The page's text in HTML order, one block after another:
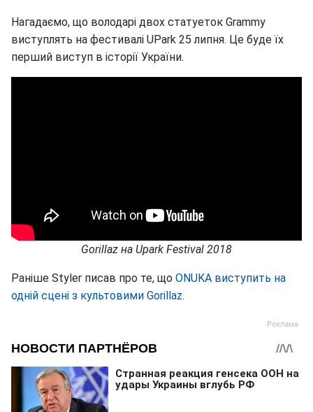
Нагадаємо, що володарі двох статуеток Grammy
виступлять на фестивалі UPark 25 липня. Це буде їх
перший виступ в історії України.
Gorillaz на Upark Festival 2018
Раніше Styler писав про те, що ONUKA виступить на
одній сцені з культовими Gorillaz.